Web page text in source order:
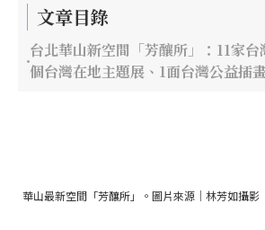
文章目錄
台北華山新空間「芳釀所」：11家
個台灣在地主題展、1面台灣公益插
華山最新空間「芳釀所」。圖片來源｜林芳如攝影